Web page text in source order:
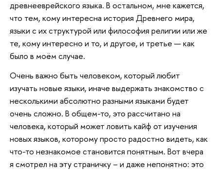
древнееврейского языка. В остальном, мне кажется,
что тем, кому интересна история Древнего мира,
языки с их структурой или философия религии или же
те, кому интересно и то, и другое, и третье — как
было в моём случае.
Очень важно быть человеком, который любит
изучать новые языки, иначе выдержать знакомство с
несколькими абсолютно разными языками будет
очень сложно. В общем-то, это рассчитано на
человека, который может ловить кайф от изучения
новых языков, которому просто радостно видеть, как
что-то незнакомое становится понятным. Вот вчера
я смотрел на эту страничку – и даже непонятно: это